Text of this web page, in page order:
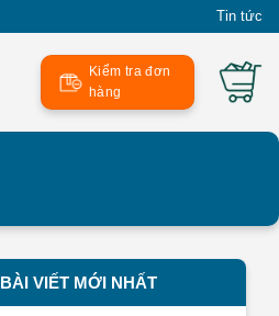
Tin tức
Kiểm tra đơn
hàng
BÀI VIẾT MỚI NHẤT